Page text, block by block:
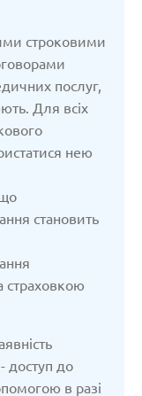
строковими
послуг,
Для всіх
нею
становить
страховкою
доступ до
в разі